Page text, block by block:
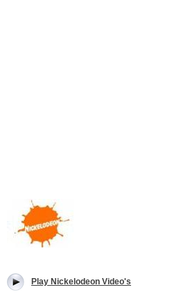
Play Nickelodeon Video's